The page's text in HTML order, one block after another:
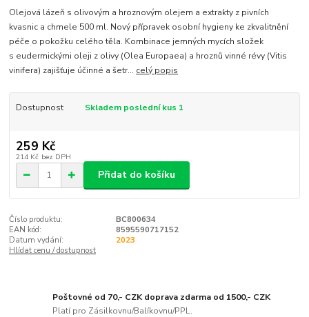
Olejová lázeň s olivovým a hroznovým olejem a extrakty z pivních
kvasnic a chmele 500 ml. Nový přípravek osobní hygieny ke zkvalitnění
péče o pokožku celého těla. Kombinace jemných mycích složek
s eudermickými oleji z olivy (Olea Europaea) a hroznů vinné révy (Vitis
vinifera) zajišťuje účinné a šetr... celý popis
Dostupnost Skladem poslední kus 1
259 Kč
214 Kč bez DPH
Přidat do košíku
Číslo produktu:
BC800634
EAN kód:
8595590717152
Datum vydání:
2023
Hlídat cenu / dostupnost
Poštovné od 70,- CZK doprava zdarma od 1500,- CZK
Platí pro Zásilkovnu/Balíkovnu/PPL.